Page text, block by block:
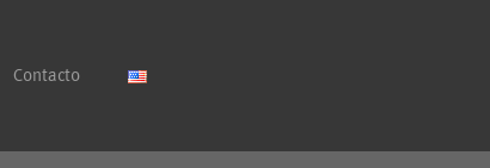
Contacto